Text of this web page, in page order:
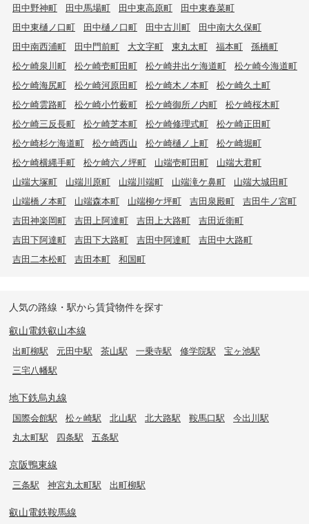
田中野神町
田中馬場町 田中東高原町
田中東春菜町
田中東樋ノ口町
田中樋ノ口町 田中古川町
田中南大久保町
田中南西浦町
田中門前町 大文字町 東丸太町 福本町
孫橋町
松ケ崎泉川町
松ケ崎壱町田町 松ケ崎井出ケ海道町
松ケ崎今海道町
松ケ崎海尻町
松ケ崎河原田町 松ケ崎木ノ本町
松ケ崎久土町
松ケ崎雲路町
松ケ崎小竹薮町 松ケ崎御所ノ内町
松ケ崎桜木町
松ケ崎三反長町
松ケ崎芝本町 松ケ崎修理式町
松ケ崎正田町
松ケ崎杉ケ海道町
松ケ崎西山 松ケ崎樋ノ上町
松ケ崎堀町
松ケ崎横縄手町
松ケ崎六ノ坪町 山端壱町田町
山端大君町
山端大塚町
山端川原町 山端川端町 山端滝ケ鼻町
山端大城田町
山端橋ノ本町
山端森本町 山端柳ケ坪町 吉田泉殿町
吉田牛ノ宮町
吉田神楽岡町
吉田上阿達町 吉田上大路町
吉田近衛町
吉田下阿達町
吉田下大路町 吉田中阿達町
吉田中大路町
吉田二本松町
吉田本町 和国町
人気の路線・駅から賃貸物件を探す
叡山電鉄叡山本線
出町柳駅 元田中駅 茶山駅 一乗寺駅 修学院駅
宝ヶ池駅
三宅八幡駅
地下鉄烏丸線
国際会館駅 松ヶ崎駅 北山駅 北大路駅 鞍馬口駅
今出川駅
丸太町駅
四条駅 五条駅
京阪鴨東線
三条駅 神宮丸太町駅 出町柳駅
叡山電鉄鞍馬線